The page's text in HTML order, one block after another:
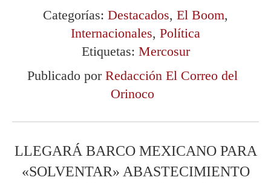
Categorías: Destacados, El Boom,
Internacionales, Política
Etiquetas: Mercosur
Publicado por Redacción El Correo del
Orinoco
LLEGARÁ BARCO MEXICANO PARA
«SOLVENTAR» ABASTECIMIENTO